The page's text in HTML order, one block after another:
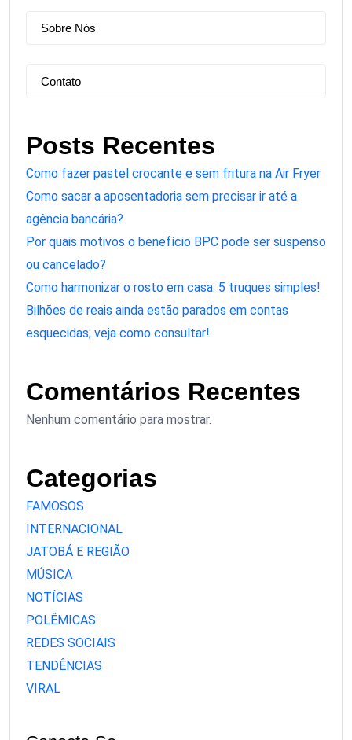
Sobre Nós
Contato
Posts Recentes
Como fazer pastel crocante e sem fritura na Air Fryer
Como sacar a aposentadoria sem precisar ir até a
agência bancária?
Por quais motivos o benefício BPC pode ser suspenso
ou cancelado?
Como harmonizar o rosto em casa: 5 truques simples!
Bilhões de reais ainda estão parados em contas
esquecidas; veja como consultar!
Comentários Recentes
Nenhum comentário para mostrar.
Categorias
FAMOSOS
INTERNACIONAL
JATOBÁ E REGIÃO
MÚSICA
NOTÍCIAS
POLÊMICAS
REDES SOCIAIS
TENDÊNCIAS
VIRAL